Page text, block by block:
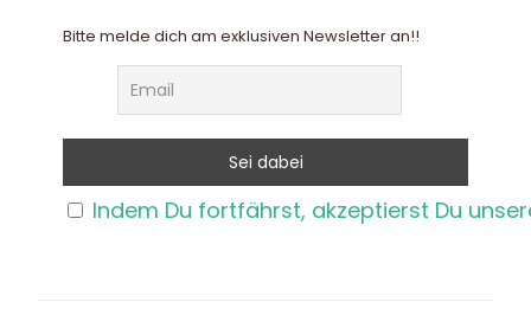
Bitte melde dich am exklusiven Newsletter an!!
Indem Du fortfährst, akzeptierst Du